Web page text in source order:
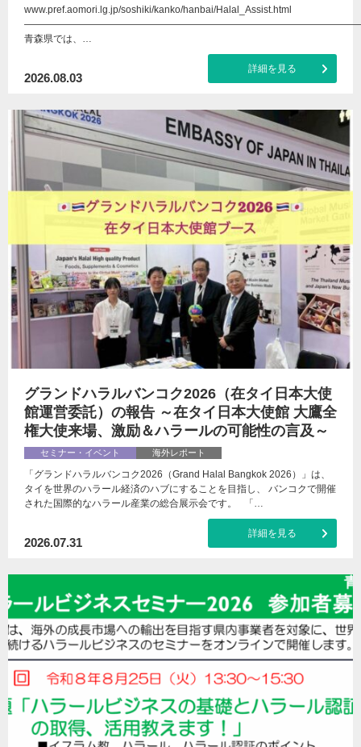
www.pref.aomori.lg.jp/soshiki/kanko/hanbai/Halal_Assist.html
青森県では、…
2026.08.03
詳細を見る
グランドハラルバンコク2026（在タイ日本大使
館運営委託）の報告 ～在タイ日本大使館 大鷹全
権大使来場、激励＆ハラールの可能性の言及～
セミナー・イベント 海外レポート
「グランドハラルバンコク2026（Grand Halal Bangkok 2026）」は、
タイを世界のハラール経済のハブにすることを目指し、 バンコクで開催
された国際的なハラール産業の総合展示会です。 「…
2026.07.31
詳細を見る